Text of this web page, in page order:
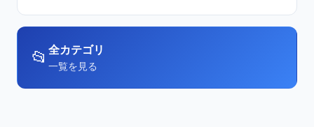
📂 全カテゴリ
一覧を見る